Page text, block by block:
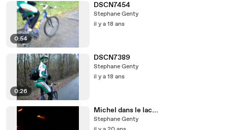
0:54
DSCN7454
Stephane Genty
il y a 18 ans
0:26
DSCN7389
Stephane Genty
il y a 18 ans
Michel dans le lac...
Stephane Genty